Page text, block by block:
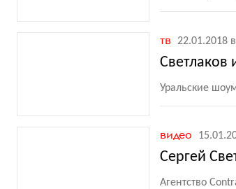
тв 22.01.2018
Светлаков
Уральские
видео
Сергей
Агентство